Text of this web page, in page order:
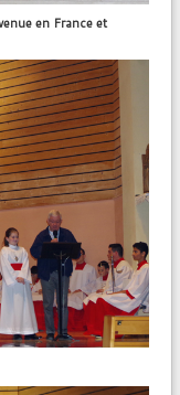
en France et